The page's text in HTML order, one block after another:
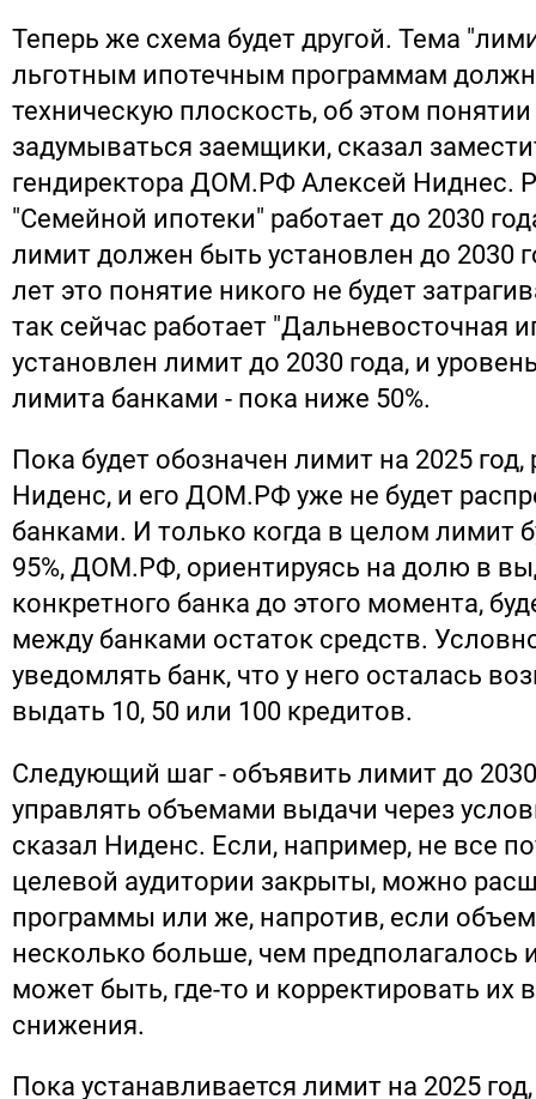
Теперь же схема будет другой. Тема
льготным ипотечным программам
техническую плоскость, об этом
задумываться заемщики, сказал
гендиректора ДОМ.РФ Алексей Ниднес.
"Семейной ипотеки" работает до 2030
лимит должен быть установлен до 2030
лет это понятие никого не будет
так сейчас работает "Дальневосточная
установлен лимит до 2030 года, и
лимита банками - пока ниже 50%.
Пока будет обозначен лимит на 2025 год,
Ниденс, и его ДОМ.РФ уже не будет
банками. И только когда в целом лимит
95%, ДОМ.РФ, ориентируясь на долю в
конкретного банка до этого момента,
между банками остаток средств.
уведомлять банк, что у него осталась
выдать 10, 50 или 100 кредитов.
Следующий шаг - объявить лимит до
управлять объемами выдачи через
сказал Ниденс. Если, например, не все
целевой аудитории закрыты, можно
программы или же, напротив, если
несколько больше, чем предполагалось
может быть, где-то и корректировать их
снижения.
Пока устанавливается лимит на 2025